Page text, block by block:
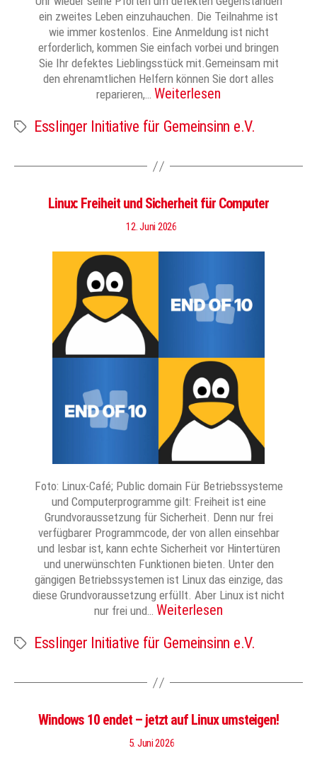
ein zweites Leben einzuhauchen. Die Teilnahme ist
wie immer kostenlos. Eine Anmeldung ist nicht
erforderlich, kommen Sie einfach vorbei und bringen
Sie Ihr defektes Lieblingsstück mit.Gemeinsam mit
den ehrenamtlichen Helfern können Sie dort alles
reparieren,… Weiterlesen
Schlagwörter
Esslinger Initiative für Gemeinsinn e.V.
Linux: Freiheit und Sicherheit für Computer
12. Juni 2026
Foto: Linux-Café; Public domain Für Betriebssysteme
und Computerprogramme gilt: Freiheit ist eine
Grundvoraussetzung für Sicherheit. Denn nur frei
verfügbarer Programmcode, der von allen einsehbar
und lesbar ist, kann echte Sicherheit vor Hintertüren
und unerwünschten Funktionen bieten. Unter den
gängigen Betriebssystemen ist Linux das einzige, das
diese Grundvoraussetzung erfüllt. Aber Linux ist nicht
nur frei und… Weiterlesen
Schlagwörter
Esslinger Initiative für Gemeinsinn e.V.
Windows 10 endet – jetzt auf Linux umsteigen!
5. Juni 2026